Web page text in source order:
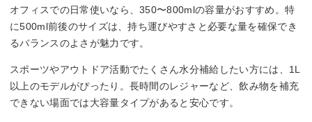
オフィスでの日常使いなら、350〜800mlの容量がおすすめ。特
に500ml前後のサイズは、持ち運びやすさと必要な量を確保でき
るバランスのよさが魅力です。
スポーツやアウトドア活動でたくさん水分補給したい方には、1L
以上のモデルがぴったり。長時間のレジャーなど、飲み物を補充
できない場面では大容量タイプがあると安心です。